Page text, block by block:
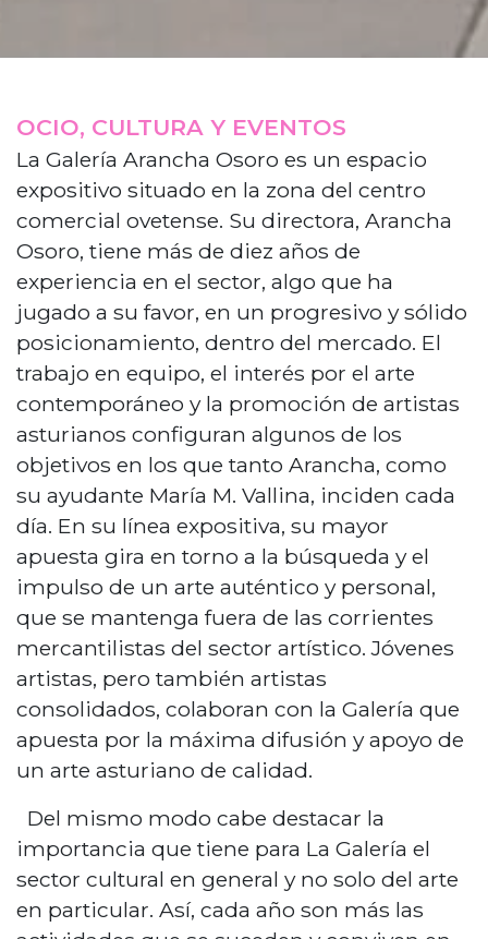
OCIO, CULTURA Y EVENTOS
La Galería Arancha Osoro es un espacio
expositivo situado en la zona del centro
comercial ovetense. Su directora, Arancha
Osoro, tiene más de diez años de
experiencia en el sector, algo que ha
jugado a su favor, en un progresivo y sólido
posicionamiento, dentro del mercado. El
trabajo en equipo, el interés por el arte
contemporáneo y la promoción de artistas
asturianos configuran algunos de los
objetivos en los que tanto Arancha, como
su ayudante María M. Vallina, inciden cada
día. En su línea expositiva, su mayor
apuesta gira en torno a la búsqueda y el
impulso de un arte auténtico y personal,
que se mantenga fuera de las corrientes
mercantilistas del sector artístico. Jóvenes
artistas, pero también artistas
consolidados, colaboran con la Galería que
apuesta por la máxima difusión y apoyo de
un arte asturiano de calidad.
Del mismo modo cabe destacar la
importancia que tiene para La Galería el
sector cultural en general y no solo del arte
en particular. Así, cada año son más las